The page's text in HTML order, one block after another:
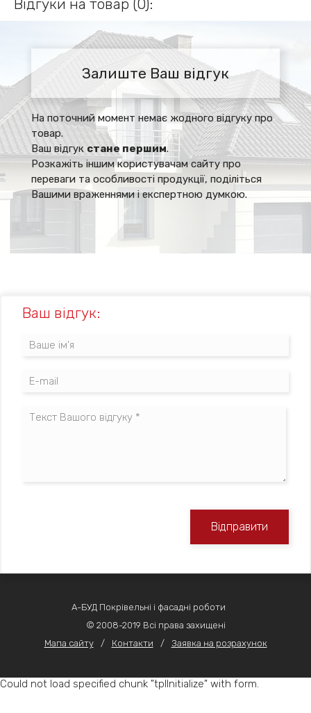
Відгуки на товар (0):
Залиште Ваш відгук
На поточний момент немає жодного відгуку про
товар.
Ваш відгук стане першим.
Розкажіть іншим користувачам сайту про
переваги та особливості продукції, поділіться
Вашими враженнями і експертною думкою.
Ваш відгук:
Відправити
А-БУД Покрівельні і фасадні роботи
© 2008-2019 Всі права захищені
Мапа сайту
/ Контакти / Заявка на розрахунок
Could not load specified chunk "tplInitialize" with form.